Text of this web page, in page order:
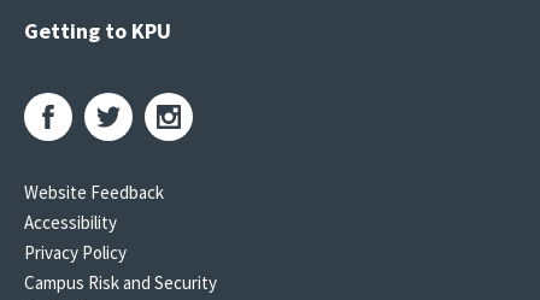
Getting to KPU
Website Feedback
Accessibility
Privacy Policy
Campus Risk and Security